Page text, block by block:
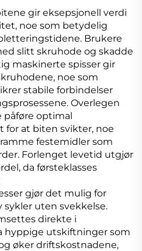
gir eksepsjonell verdi
noe som betydelig
Brukere
slitt skruhode og skadde
maskinerte spisser gir
noe som
stabile forbindelser
Overlegen
påføre optimal
at biten svikter, noe
festemidler som
Forlenget levetid utgjør
da førsteklasses
gjør det mulig for
sykler uten svekkelse.
direkte i
hyppige utskiftninger som
øker driftskostnadene,